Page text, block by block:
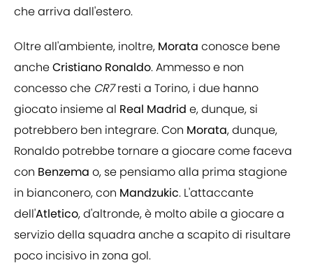
che arriva dall'estero.
Oltre all'ambiente, inoltre, Morata conosce bene
ancheCristiano Ronaldo. Ammesso e non
concesso che CR7resti a Torino, i due hanno
giocato insieme al Real Madrid e, dunque, si
potrebbero ben integrare. Con Morata, dunque,
Ronaldo potrebbe tornare a giocare come faceva
con Benzema o, se pensiamo alla prima stagione
in bianconero, con Mandzukic. L'attaccante
dell'Atletico, d'altronde, è molto abile a giocare a
servizio della squadra anche a scapito di risultare
poco incisivo in zona gol.